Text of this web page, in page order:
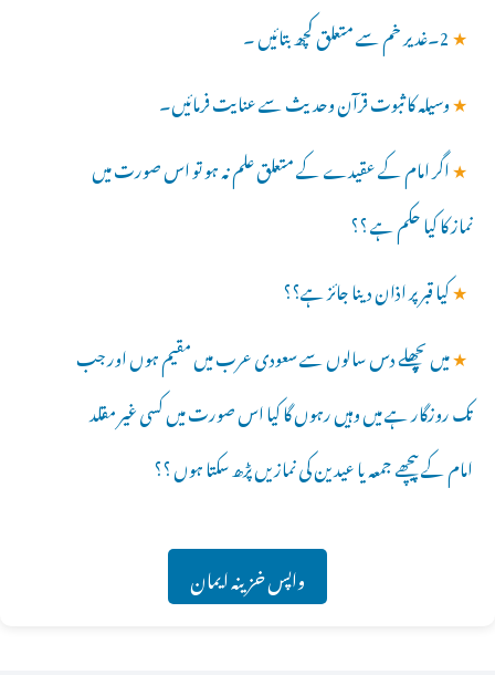
★2۔غدیر خم سے متعلق کچھ بتائیں ۔
★وسیلہ کا ثبوت قرآن وحدیث سے عنایت فرمائیں۔
★اگر امام کے عقیدے کے متعلق علم نہ ہو تو اس صورت میں
نماز کا کیا حکم ہے ؟؟
★کیا قبر پر اذان دینا جائز ہے؟؟
★میں پچھلے دس سالوں سے سعودی عرب میں مقیم ہوں اور جب
تک روزگار ہے میں وہیں رہوں گا کیا اس صورت میں کسی غیر مقلد
امام کے پیچھے جمعہ یا عیدین کی نمازیں پڑھ سکتا ہوں ؟؟
واپس خزینہ ایمان